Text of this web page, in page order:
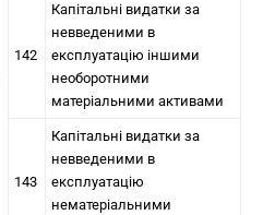
142
Капітальні видатки за
невведеними в
експлуатацію іншими
необоротними
матеріальними активами
143
Капітальні видатки за
невведеними в
експлуатацію
нематеріальними